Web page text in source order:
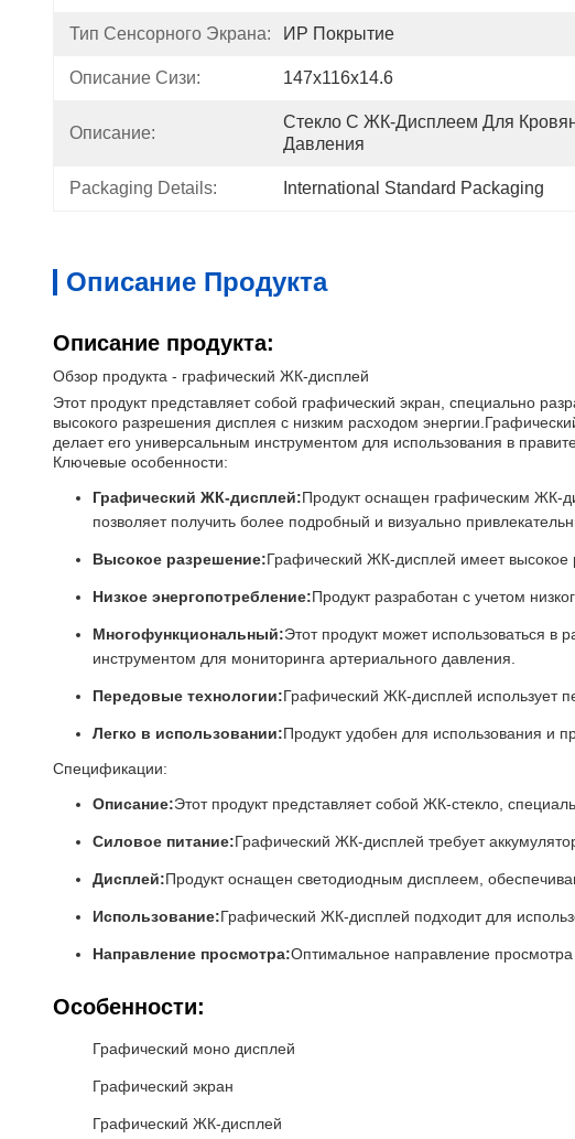
Тип Сенсорного Экрана: ИР Покрытие
Описание Сизи: 147х116х14.6
Описание:
Стекло С ЖК-Дисплеем Для
Давления
Packaging Details: International Standard Packaging
Описание Продукта
Описание продукта:
Обзор продукта - графический ЖК-дисплей
Этот продукт представляет собой графический экран, специально
высокого разрешения дисплея с низким расходом
делает его универсальным инструментом для использования в
Ключевые особенности:
Графический ЖК-дисплей:Продукт оснащен графическим ЖК-
позволяет получить более подробный и визуально
Высокое разрешение:Графический ЖК-дисплей имеет высокое
Низкое энергопотребление:Продукт разработан с учетом
Многофункциональный:Этот продукт может использоваться в
инструментом для мониторинга артериального давления.
Передовые технологии:Графический ЖК-дисплей использует
Легко в использовании:Продукт удобен для использования и
Спецификации:
Описание:Этот продукт представляет собой ЖК-стекло,
Силовое питание:Графический ЖК-дисплей требует
Дисплей:Продукт оснащен светодиодным дисплеем,
Использование:Графический ЖК-дисплей подходит для
Направление просмотра:Оптимальное направление просмотра
Особенности:
Графический моно дисплей
Графический экран
Графический ЖК-дисплей